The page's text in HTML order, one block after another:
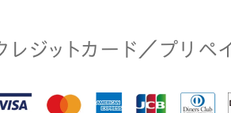
レジットカード／プリペ